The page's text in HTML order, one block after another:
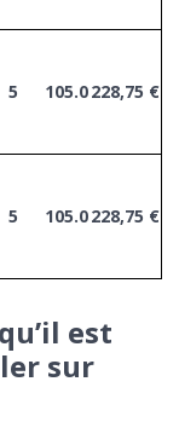
5 105.0228,75 €
5 105.0228,75 €
est
sur